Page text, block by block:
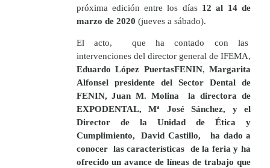
próxima edición entre los días 12 al 14 de
marzo de 2020 (jueves a sábado).
El acto, que ha contado con las
intervenciones del director general de IFEMA,
Eduardo López PuertasFENIN,Margarita
Alfonselpresidente del Sector Dental de
FENIN,Juan M. Molina
la directora de
EXPODENTAL,Mª José Sánchez, y el
Director de la Unidad de Ética y
Cumplimiento,David Castillo, ha dado a
conocer las características de la feria y ha
ofrecido un avance de líneas de trabajo que